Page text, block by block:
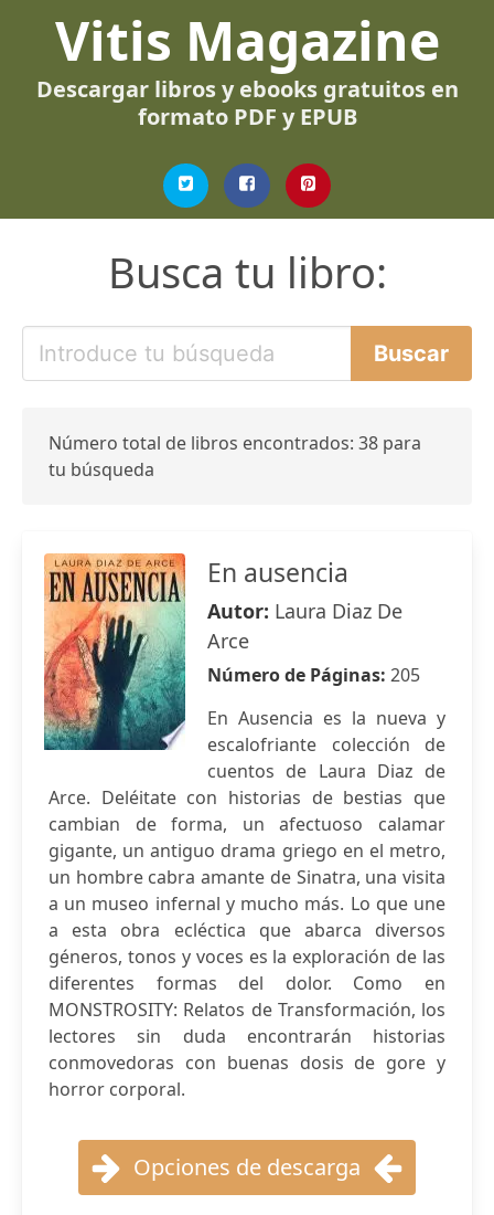
Vitis Magazine
Descargar libros y ebooks gratuitos en
formato PDF y EPUB
Busca tu libro:
Número total de libros encontrados: 38 para
tu búsqueda
En ausencia
Autor: Laura Diaz De
Arce
Número de Páginas: 205
En Ausencia es la nueva y
escalofriante colección de
cuentos de Laura Diaz de
Arce. Deléitate con historias de bestias que
cambian de forma, un afectuoso calamar
gigante, un antiguo drama griego en el metro,
un hombre cabra amante de Sinatra, una visita
a un museo infernal y mucho más. Lo que une
a esta obra ecléctica que abarca diversos
géneros, tonos y voces es la exploración de las
diferentes formas del dolor. Como en
MONSTROSITY: Relatos de Transformación, los
lectores sin duda encontrarán historias
conmovedoras con buenas dosis de gore y
horror corporal.
Opciones de descarga